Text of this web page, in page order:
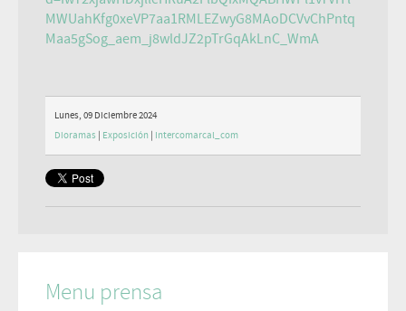
MWUahKfg0xeVP7aa1RMLEZwyG8MAoDCVvChPntq
Maa5gSog_aem_j8wldJZ2pTrGqAkLnC_WmA
Lunes, 09 Diciembre 2024
Dioramas | Exposición | Intercomarcal_com
Menu prensa